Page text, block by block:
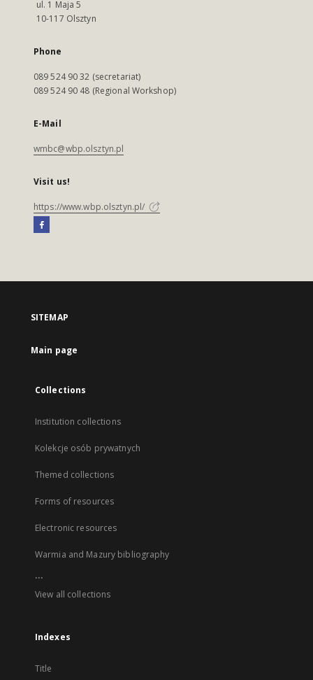
ul. 1 Maja 5
10-117 Olsztyn
Phone
089 524 90 32 (secretariat)
089 524 90 48 (Regional Workshop)
E-Mail
wmbc@wbp.olsztyn.pl
Visit us!
https://www.wbp.olsztyn.pl/
SITEMAP
Main page
Collections
Institution collections
Kolekcje osób prywatnych
Themed collections
Forms of resources
Electronic resources
Warmia and Mazury bibliography
...
View all collections
Indexes
Title